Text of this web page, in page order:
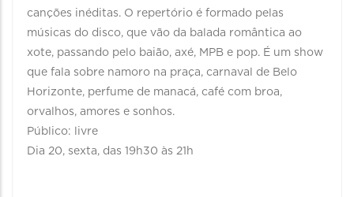
canções inéditas. O repertório é formado pelas
músicas do disco, que vão da balada romântica ao
xote, passando pelo baião, axé, MPB e pop. É um show
que fala sobre namoro na praça, carnaval de Belo
Horizonte, perfume de manacá, café com broa,
orvalhos, amores e sonhos.
Público: livre
Dia 20, sexta, das 19h30 às 21h